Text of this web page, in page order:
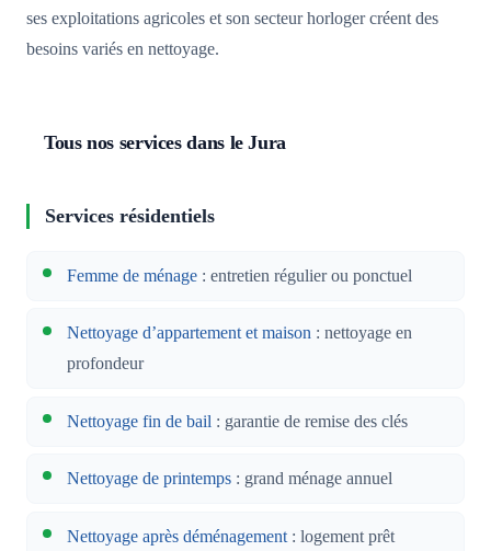
ses exploitations agricoles et son secteur horloger créent des
besoins variés en nettoyage.
Tous nos services dans le Jura
Services résidentiels
Femme de ménage : entretien régulier ou ponctuel
Nettoyage d’appartement et maison : nettoyage en
profondeur
Nettoyage fin de bail : garantie de remise des clés
Nettoyage de printemps : grand ménage annuel
Nettoyage après déménagement : logement prêt